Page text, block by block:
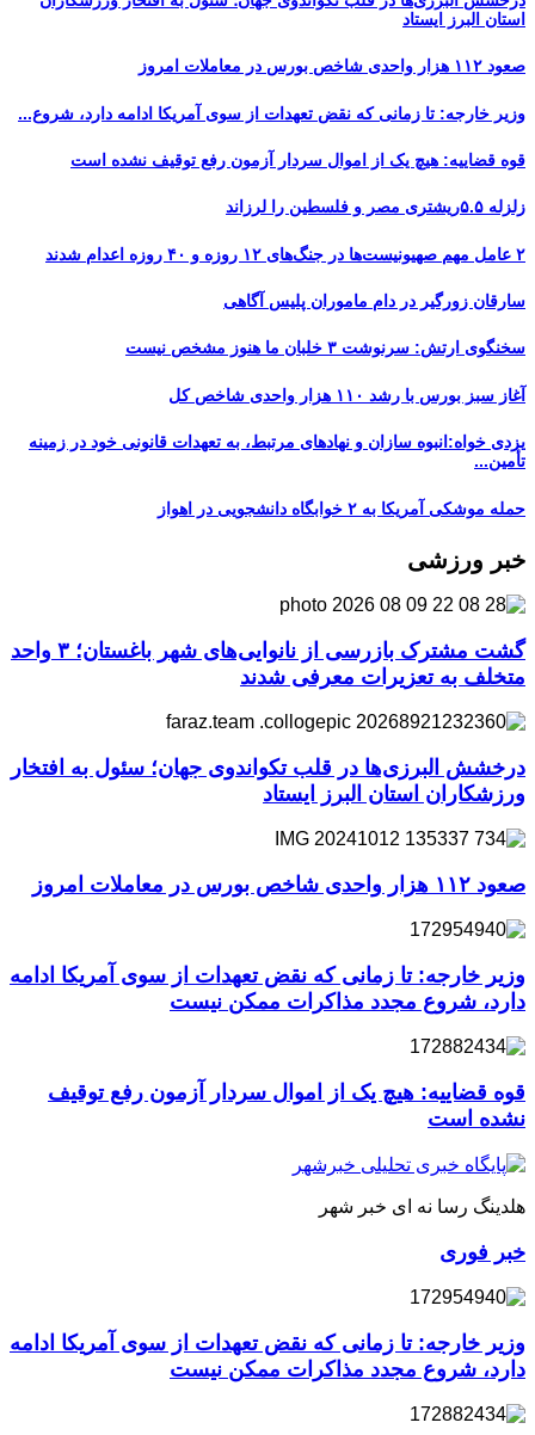
استان البرز ایستاد
صعود ۱۱۲ هزار واحدی شاخص بورس در معاملات امروز
وزیر خارجه: تا زمانی که نقض تعهدات از سوی آمریکا ادامه دارد، شروع...
قوه قضاییه: هیچ یک از اموال سردار آزمون رفع توقیف نشده است
زلزله ۵.۵ریشتری مصر و فلسطین را لرزاند
۲ عامل مهم صهیونیست‌ها در جنگ‌های ۱۲ روزه و ۴۰ روزه اعدام شدند
سارقان زورگیر در دام ماموران پلیس آگاهی
سخنگوی ارتش: سرنوشت ۳ خلبان ما هنوز مشخص نیست
آغاز سبز بورس با رشد ۱۱۰ هزار واحدی شاخص کل
یزدی خواه:انبوه سازان و نهادهای مرتبط، به تعهدات قانونی خود در زمینه
تأمین...
حمله موشکی آمریکا به ۲ خوابگاه دانشجویی در اهواز
خبر ورزشی
گشت مشترک بازرسی از نانوایی‌های شهر باغستان؛ ۳ واحد
متخلف به تعزیرات معرفی شدند
درخشش البرزی‌ها در قلب تکواندوی جهان؛ سئول به افتخار
ورزشکاران استان البرز ایستاد
صعود ۱۱۲ هزار واحدی شاخص بورس در معاملات امروز
وزیر خارجه: تا زمانی که نقض تعهدات از سوی آمریکا ادامه
دارد، شروع مجدد مذاکرات ممکن نیست
قوه قضاییه: هیچ یک از اموال سردار آزمون رفع توقیف
نشده است
هلدینگ رسا نه ای خبر شهر
خبر فوری
وزیر خارجه: تا زمانی که نقض تعهدات از سوی آمریکا ادامه
دارد، شروع مجدد مذاکرات ممکن نیست